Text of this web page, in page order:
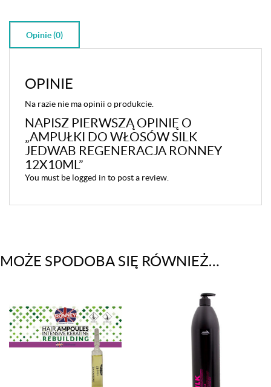
Opinie (0)
OPINIE
Na razie nie ma opinii o produkcie.
NAPISZ PIERWSZĄ OPINIĘ O
„AMPUŁKI DO WŁOSÓW SILK
JEDWAB REGENERACJA RONNEY
12X10ML”
You must be logged in to post a review.
MOŻE SPODOBA SIĘ RÓWNIEŻ…